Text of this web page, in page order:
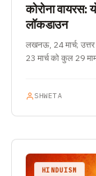
कोरोना वायरस: योगी सरकार ने सभी जिलों में 27 मार्च तक किया
लॉकडाउन
लखनऊ, 24 मार्च;
23 मार्च को कुल 29
SHWETA
HINDUISM